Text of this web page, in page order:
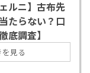
ルニ】古布先
たらない？口
底調査】
見る